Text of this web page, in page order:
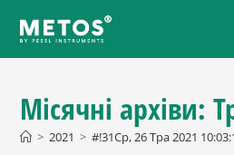
Місячні архіви:
> 2021 > #!31Ср, 26 Тра 2021